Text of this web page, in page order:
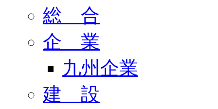
総 合
企 業
九州企業
建 設